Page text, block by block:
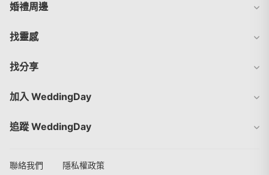
婚禮周邊
找靈感
找分享
加入 WeddingDay
追蹤 WeddingDay
聯絡我們 隱私權政策